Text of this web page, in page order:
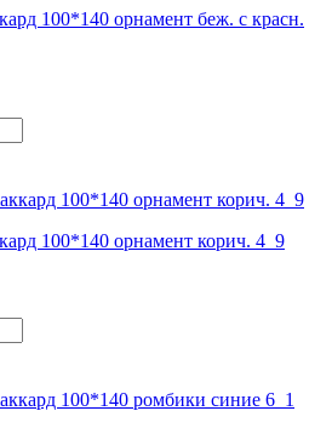
100*140 орнамент беж. с красн.
100*140 орнамент корич. 4_9